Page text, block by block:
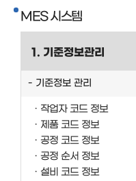
MES 시스템
1. 기준정보관리
기준정보 관리
작업자 코드 정보
제품 코드 정보
공정 코드 정보
공정 순서 정보
설비 코드 정보